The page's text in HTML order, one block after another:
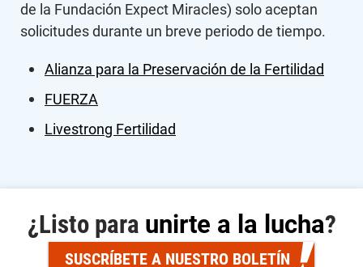
de la Fundación Expect Miracles) solo aceptan
solicitudes durante un breve periodo de tiempo.
Alianza para la Preservación de la Fertilidad
FUERZA
Livestrong Fertilidad
¿Listo para unirte a la lucha?
SUSCRÍBETE A NUESTRO BOLETÍN